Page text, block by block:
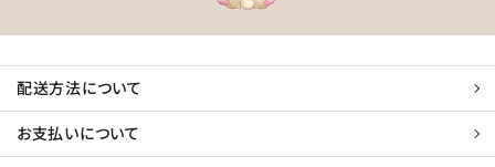
配送方法について
お支払いについて